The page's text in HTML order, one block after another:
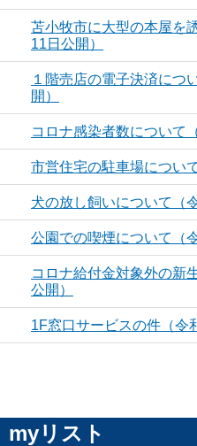
苫小牧市に大型の本屋を
11日公開）
１階売店の電子決済につ
開）
コロナ感染者数について
市営住宅の駐車場につい
犬の放し飼いについて（
公園での喫煙について（
コロナ給付金対象外の新
公開）
1F窓口サービスの件（令
myリスト